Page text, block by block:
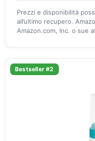
Prezzi e disponibilità
all’ultimo recupero.
Amazon.com, Inc. o sue
Bestseller #2